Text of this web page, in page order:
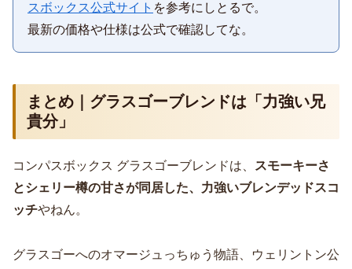
スボックス公式サイト を参考にしとるで。
最新の価格や仕様は公式で確認してな。
まとめ｜グラスゴーブレンドは「力強い兄
貴分」
コンパスボックス グラスゴーブレンドは、 スモーキーさ
とシェリー樽の甘さが同居した、力強いブレンデッドスコ
ッチやねん。
グラスゴーへのオマージュっちゅう物語、ウェリントン公